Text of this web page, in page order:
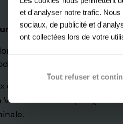
et d'analyser notre trafic.
sociaux, de publicité et
ont collectées lors de votre
Tout refuser et
étape clé pour l'avenir
nous sommes
plusieurs étapes doivent
des spécialités (exemple :
Vie et de la Terre (SVT)) en